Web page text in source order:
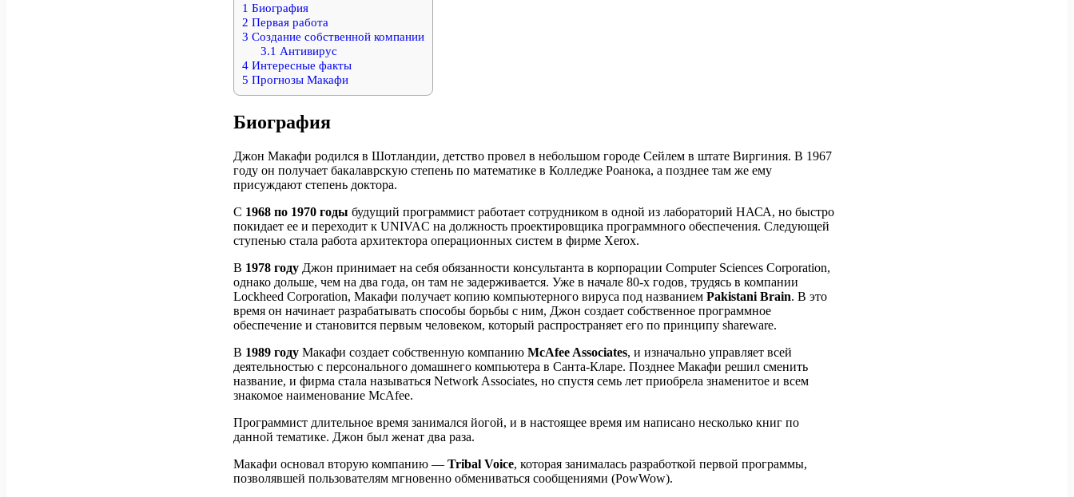
1 Биография
2 Первая работа
3 Создание собственной компании
3.1 Антивирус
4 Интересные факты
5 Прогнозы Макафи
Биография
Джон Макафи родился в Шотландии, детство провел в небольшом городе Сейлем в штате Виргиния. В 1967
году он получает бакалаврскую степень по математике в Колледже Роанока, а позднее там же ему
присуждают степень доктора.
С 1968 по 1970 годы будущий программист работает сотрудником в одной из лабораторий НАСА, но быстро
покидает ее и переходит к UNIVAC на должность проектировщика программного обеспечения. Следующей
ступенью стала работа архитектора операционных систем в фирме Xerox.
В 1978 году Джон принимает на себя обязанности консультанта в корпорации Computer Sciences Corporation,
однако дольше, чем на два года, он там не задерживается. Уже в начале 80-х годов, трудясь в компании
Lockheed Corporation, Макафи получает копию компьютерного вируса под названием Pakistani Brain. В это
время он начинает разрабатывать способы борьбы с ним, Джон создает собственное программное
обеспечение и становится первым человеком, который распространяет его по принципу shareware.
В 1989 году Макафи создает собственную компанию McAfee Associates, и изначально управляет всей
деятельностью с персонального домашнего компьютера в Санта-Кларе. Позднее Макафи решил сменить
название, и фирма стала называться Network Associates, но спустя семь лет приобрела знаменитое и всем
знакомое наименование McAfee.
Программист длительное время занимался йогой, и в настоящее время им написано несколько книг по
данной тематике. Джон был женат два раза.
Макафи основал вторую компанию — Tribal Voice, которая занималась разработкой первой программы,
позволявшей пользователям мгновенно обмениваться сообщениями (PowWow).